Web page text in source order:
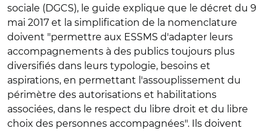
sociale (DGCS), le guide explique que le décret du 9
mai 2017 et la simplification de la nomenclature
doivent "permettre aux ESSMS d'adapter leurs
accompagnements à des publics toujours plus
diversifiés dans leurs typologie, besoins et
aspirations, en permettant l'assouplissement du
périmètre des autorisations et habilitations
associées, dans le respect du libre droit et du libre
choix des personnes accompagnées". Ils doivent